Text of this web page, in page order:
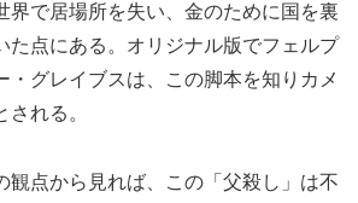
界で居場所を失い、金のために国を裏
た点にある。オリジナル版でフェルプ
・グレイブスは、この脚本を知りカメ
れる。
観点から見れば、この「父殺し」は不